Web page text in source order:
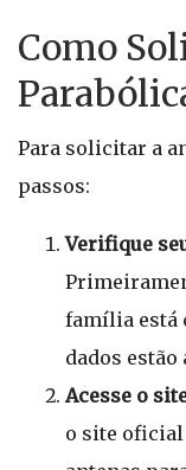
Como
Para solicitar a
passos:
Verifique
família está
dados estão
Acesse o
o site